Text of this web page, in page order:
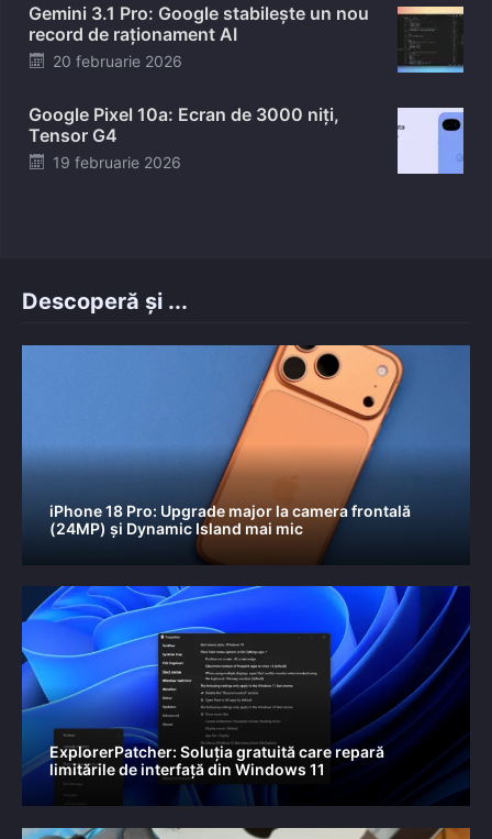
Gemini 3.1 Pro: Google stabilește un nou
record de raționament AI
Posted
20 februarie 2026
Google Pixel 10a: Ecran de 3000 niți,
Tensor G4
Posted
19 februarie 2026
Descoperă și ...
iPhone 18 Pro: Upgrade major la camera frontală
(24MP) și Dynamic Island mai mic
ExplorerPatcher: Soluția gratuită care repară
limitările de interfață din Windows 11